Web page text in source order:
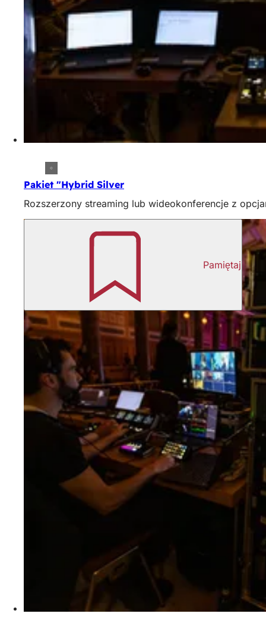
Pakiet "Hybrid Silver
Rozszerzony streaming lub wideokonferencje z
Pamiętaj